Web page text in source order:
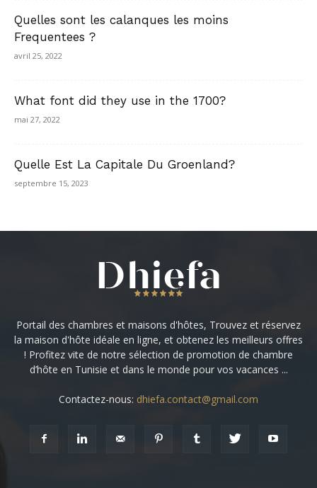
Quelles sont les calanques les moins
Frequentees ?
avril 25, 2022
What font did they use in the 1700?
mai 27, 2022
Quelle Est La Capitale Du Groenland?
septembre 15, 2023
Portail des chambres et maisons d'hôtes, Trouvez et réservez
la maison d'hôte idéale en ligne, et obtenez les meilleurs offres
! Profitez vite de notre sélection de promotion de chambre
d’hôte en Tunisie et dans le monde pour vos vacances ...
Contactez-nous: dhiefa.contact@gmail.com